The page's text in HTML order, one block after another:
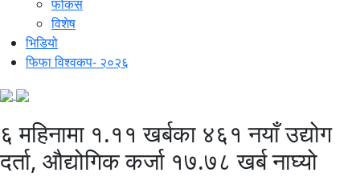
फोकस
विशेष
भिडियो
फिफा विश्वकप- २०२६
६ महिनामा १.११ खर्बका ४६१ नयाँ उद्योग
दर्ता, औद्योगिक कर्जा १७.७८ खर्ब नाघ्यो